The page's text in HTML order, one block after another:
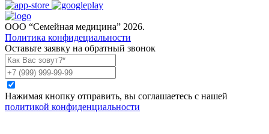
ООО “Семейная медицина” 2026.
Политика конфидециальности
Оставьте заявку на обратный звонок
Нажимая кнопку отправить, вы соглашаетесь с нашей
политикой конфиденциальности